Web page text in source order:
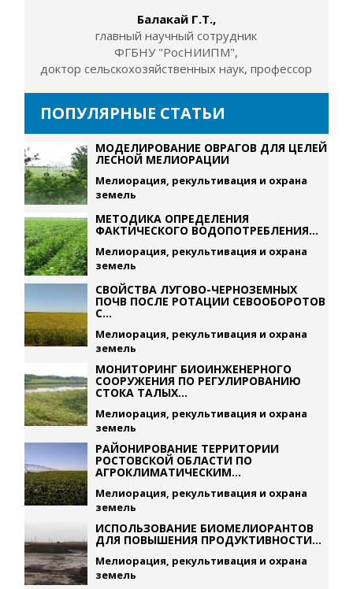
Балакай Г.Т.,
главный научный сотрудник
ФГБНУ "РосНИИПМ",
доктор сельскохозяйственных наук, профессор
ПОПУЛЯРНЫЕ СТАТЬИ
МОДЕЛИРОВАНИЕ ОВРАГОВ ДЛЯ ЦЕЛЕЙ
ЛЕСНОЙ МЕЛИОРАЦИИ
Мелиорация, рекультивация и охрана
земель
МЕТОДИКА ОПРЕДЕЛЕНИЯ
ФАКТИЧЕСКОГО ВОДОПОТРЕБЛЕНИЯ...
Мелиорация, рекультивация и охрана
земель
СВОЙСТВА ЛУГОВО-ЧЕРНОЗЕМНЫХ
ПОЧВ ПОСЛЕ РОТАЦИИ СЕВООБОРОТОВ
С...
Мелиорация, рекультивация и охрана
земель
МОНИТОРИНГ БИОИНЖЕНЕРНОГО
СООРУЖЕНИЯ ПО РЕГУЛИРОВАНИЮ
СТОКА ТАЛЫХ...
Мелиорация, рекультивация и охрана
земель
РАЙОНИРОВАНИЕ ТЕРРИТОРИИ
РОСТОВСКОЙ ОБЛАСТИ ПО
АГРОКЛИМАТИЧЕСКИМ...
Мелиорация, рекультивация и охрана
земель
ИСПОЛЬЗОВАНИЕ БИОМЕЛИОРАНТОВ
ДЛЯ ПОВЫШЕНИЯ ПРОДУКТИВНОСТИ...
Мелиорация, рекультивация и охрана
земель